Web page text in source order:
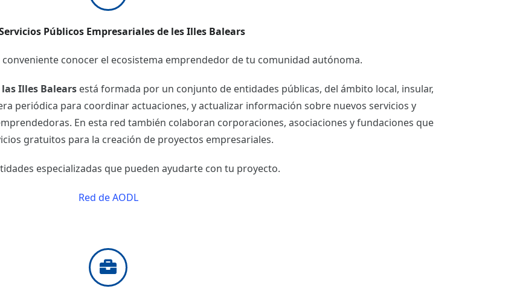
Públicos Empresariales de les Illes Balears
conocer el ecosistema emprendedor de tu comunidad autónoma.
Illes Balears está formada por un conjunto de entidades públicas, del ámbito local, insular,
periódica para coordinar actuaciones, y actualizar información sobre nuevos servicios y
En esta red también colaboran corporaciones, asociaciones y fundaciones que
gratuitos para la creación de proyectos empresariales.
especializadas que pueden ayudarte con tu proyecto.
Red de AODL